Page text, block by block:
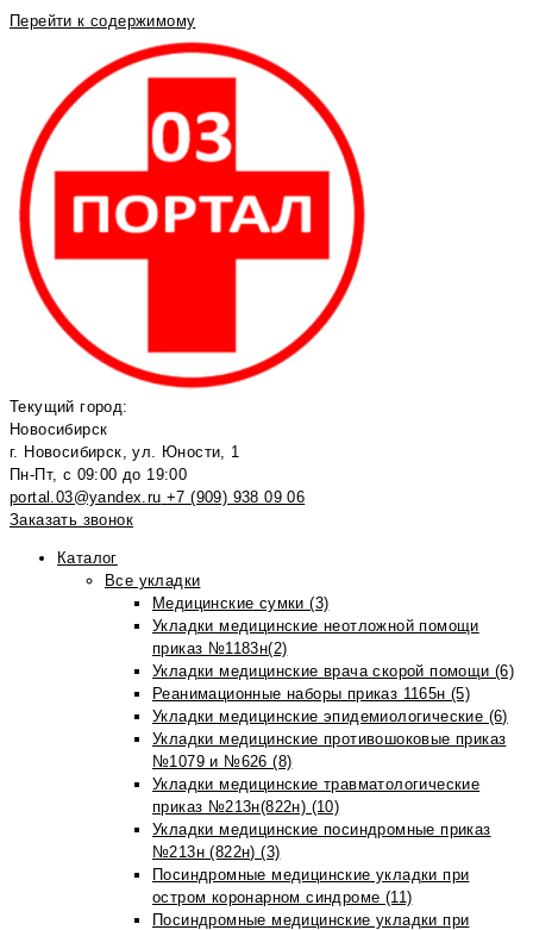
Перейти к содержимому
Текущий город:
Новосибирск
г. Новосибирск, ул. Юности, 1
Пн-Пт, с 09:00 до 19:00
portal.03@yandex.ru +7 (909) 938 09 06
Заказать звонок
Каталог
Все укладки
Медицинские сумки (3)
Укладки медицинские неотложной помощи
приказ №1183н(2)
Укладки медицинские врача скорой помощи (6)
Реанимационные наборы приказ 1165н (5)
Укладки медицинские эпидемиологические (6)
Укладки медицинские противошоковые приказ
№1079 и №626 (8)
Укладки медицинские травматологические
приказ №213н(822н) (10)
Укладки медицинские посиндромные приказ
№213н (822н) (3)
Посиндромные медицинские укладки при
остром коронарном синдроме (11)
Посиндромные медицинские укладки при